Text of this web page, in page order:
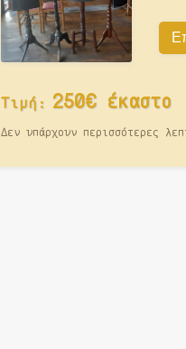
Τιμή: 250€ έκαστο
Δεν υπάρχουν περισσότερες